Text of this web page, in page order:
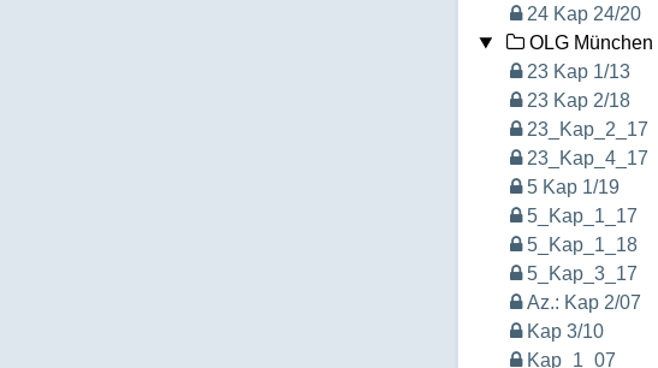
24 Kap 24/20
OLG München
23 Kap 1/13
23 Kap 2/18
23_Kap_2_17
23_Kap_4_17
5 Kap 1/19
5_Kap_1_17
5_Kap_1_18
5_Kap_3_17
Az.: Kap 2/07
Kap 3/10
Kap_1_07